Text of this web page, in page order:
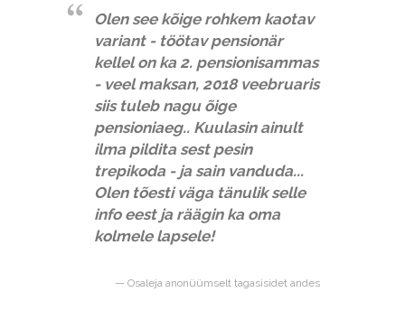
Olen see kõige rohkem kaotav
variant - töötav pensionär
kellel on ka 2. pensionisammas
- veel maksan, 2018 veebruaris
siis tuleb nagu õige
pensioniaeg.. Kuulasin ainult
ilma pildita sest pesin
trepikoda - ja sain vanduda...
Olen tõesti väga tänulik selle
info eest ja räägin ka oma
kolmele lapsele!
Osaleja anonüümselt tagasisidet andes